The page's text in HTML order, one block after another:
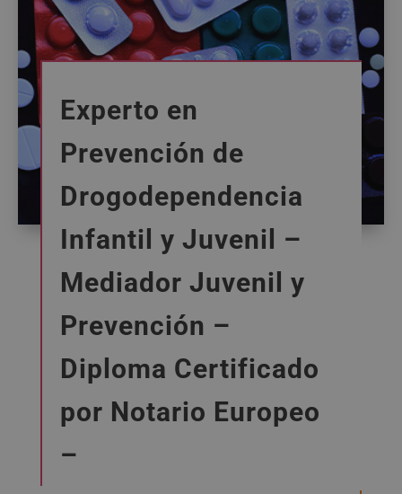
Experto en
Prevención de
Drogodependencia
Infantil y Juvenil –
Mediador Juvenil y
Prevención –
Diploma Certificado
por Notario Europeo
–